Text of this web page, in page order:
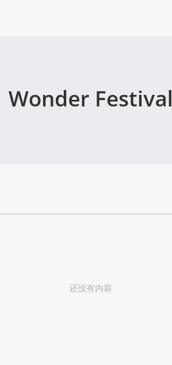
Wonder Festival
还没有内容